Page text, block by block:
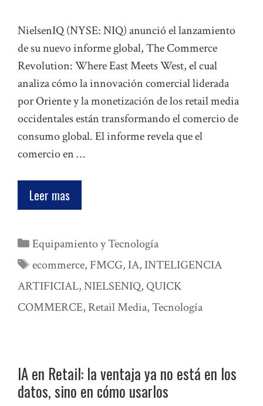
NielsenIQ (NYSE: NIQ) anunció el lanzamiento
de su nuevo informe global, The Commerce
Revolution: Where East Meets West, el cual
analiza cómo la innovación comercial liderada
por Oriente y la monetización de los retail media
occidentales están transformando el comercio de
consumo global. El informe revela que el
comercio en …
Leer mas
Categorías
Equipamiento y Tecnología
Etiquetas
ecommerce, FMCG, IA, INTELIGENCIA
ARTIFICIAL,NIELSENIQ, QUICK
COMMERCE, Retail Media,Tecnología
IA en Retail: la ventaja ya no está en los
datos, sino en cómo usarlos